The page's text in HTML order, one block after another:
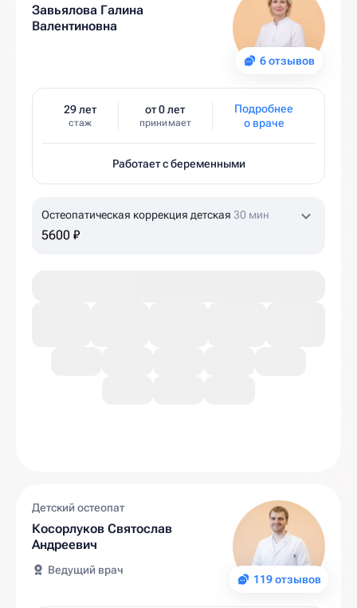
6 отзывов
Завьялова Галина
Валентиновна
29 лет
стаж
от 0 лет
принимает
Подробнее
о враче
Работает с беременными
Остеопатическая коррекция детская 30 мин
5600 ₽
119 отзывов
Детский остеопат
Косорлуков Святослав
Андреевич
Ведущий врач